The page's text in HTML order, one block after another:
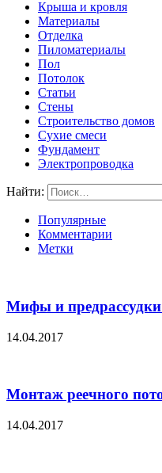
Крыша и кровля
Материалы
Отделка
Пиломатериалы
Пол
Потолок
Статьи
Стены
Строительство домов
Сухие смеси
Фундамент
Электропроводка
Найти:
Популярные
Комментарии
Метки
Мифы и
14.04.2017
Монтаж реечного
14.04.2017